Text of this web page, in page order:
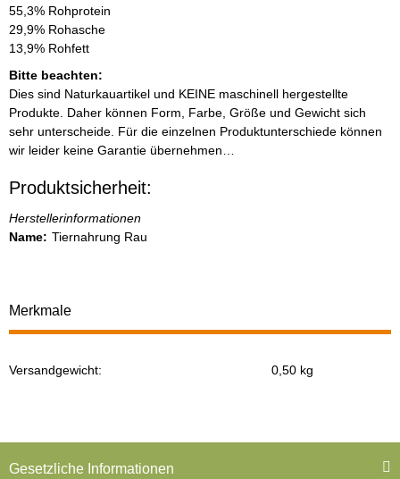
55,3% Rohprotein
29,9% Rohasche
13,9% Rohfett
Bitte beachten:
Dies sind Naturkauartikel und KEINE maschinell hergestellte
Produkte. Daher können Form, Farbe, Größe und Gewicht sich
sehr unterscheide. Für die einzelnen Produktunterschiede können
wir leider keine Garantie übernehmen…
Produktsicherheit:
Herstellerinformationen
Name: Tiernahrung Rau
Merkmale
Produkteigenschaft
Wert
Versandgewicht: 0,50 kg
Gesetzliche Informationen